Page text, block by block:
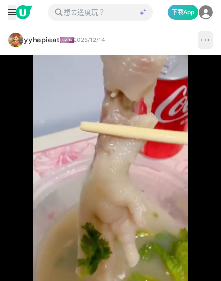
下載App
yyhapieat 2025/12/14